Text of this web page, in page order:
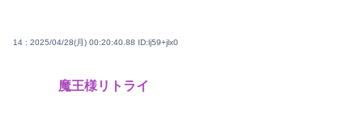
14 : 2025/04/28(月) 00:20:40.88 ID:lj59+jlx0
魔王様リトライ